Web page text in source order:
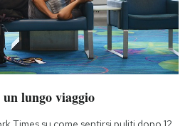
lungo viaggio